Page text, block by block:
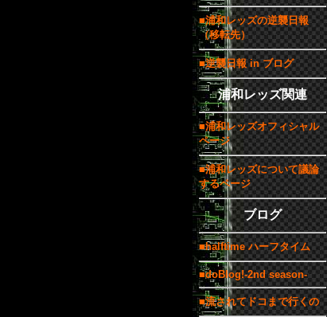
■浦和レッズの逆襲日報
（移転先）
■逆襲日報 in ブログ
浦和レッズ関連
■浦和レッズオフィシャル
ページ
■浦和レッズについて議論
するページ
ブログ
■halftime ハーフタイム
■doBlog!-2nd season-
■流されてドコまで行くの